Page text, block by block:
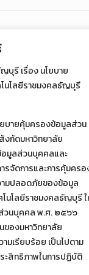
บุรี เรื่อง นโยบาย
นโลยีราชมงคลธัญบุรี
ยบายคุ้มครองข้อมูลส่วน
งกัดมหาวิทยาลัย
อมูลส่วนบุคคลและ
รจัดการและการคุ้มครอ
มปลอดภัยของข้อมูล
โนโลยีราชมงคลธัญบุรี
วนบุคคล พ.ศ. ๒๕๖๖
ของมหาวิทยาลัย
มเรียบร้อย เป็นไปตาม
ะสิทธิภาพในการปฏิบัติ
ะ
เสร็จ